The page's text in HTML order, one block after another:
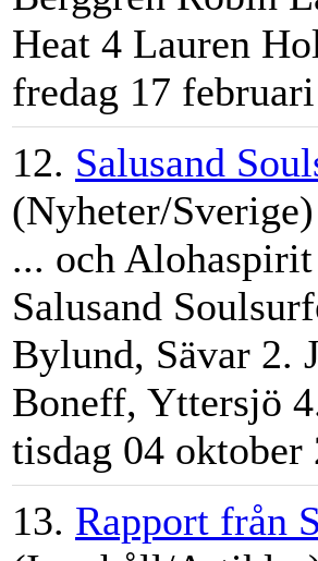
Heat 4 Lauren
fredag 17
12. Salusand
(Nyheter/Sverige)
... och
Salusand
Bylund, Sävar 2.
Boneff, Yttersjö
tisdag 04 oktober
13. Rapport från